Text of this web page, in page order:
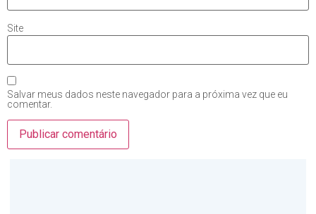
Site
Salvar meus dados neste navegador para a próxima vez que eu
comentar.